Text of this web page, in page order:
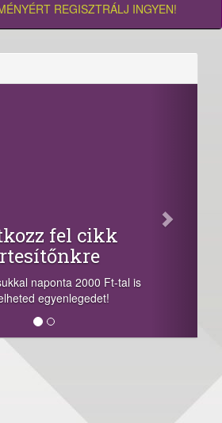
REGISZTRÁLJ INGYEN!
fel cikk
naponta 2000 Ft-tal is
egyenlegedet!